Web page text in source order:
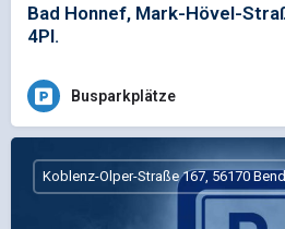
Bad Honnef, Mark-Hövel-
4Pl.
Busparkplätze
Koblenz-Olper-Straße 167, 56170